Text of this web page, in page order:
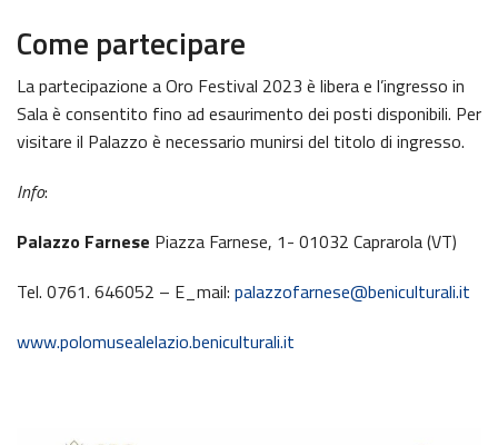
Come partecipare
La partecipazione a Oro Festival 2023 è libera e l’ingresso in
Sala è consentito fino ad esaurimento dei posti disponibili. Per
visitare il Palazzo è necessario munirsi del titolo di ingresso.
Info:
Palazzo Farnese Piazza Farnese, 1- 01032 Caprarola (VT)
Tel. 0761. 646052 – E_mail: palazzofarnese@beniculturali.it
www.polomusealelazio.beniculturali.it